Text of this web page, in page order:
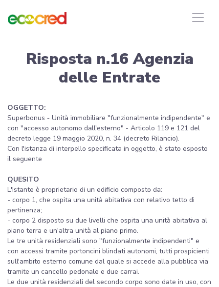
Risposta n.16 Agenzia
delle Entrate
OGGETTO:
Superbonus - Unità immobiliare "funzionalmente indipendente" e
con "accesso autonomo dall'esterno" - Articolo 119 e 121 del
decreto legge 19 maggio 2020, n. 34 (decreto Rilancio).
Con l'istanza di interpello specificata in oggetto, è stato esposto
il seguente
QUESITO
L'Istante è proprietario di un edificio composto da:
- corpo 1, che ospita una unità abitativa con relativo tetto di
pertinenza;
- corpo 2 disposto su due livelli che ospita una unità abitativa al
piano terra e un'altra unità al piano primo.
Le tre unità residenziali sono "funzionalmente indipendenti" e
con accessi tramite portoncini blindati autonomi, tutti prospicienti
sull'ambito esterno comune dal quale si accede alla pubblica via
tramite un cancello pedonale e due carrai.
Le due unità residenziali del secondo corpo sono date in uso, con